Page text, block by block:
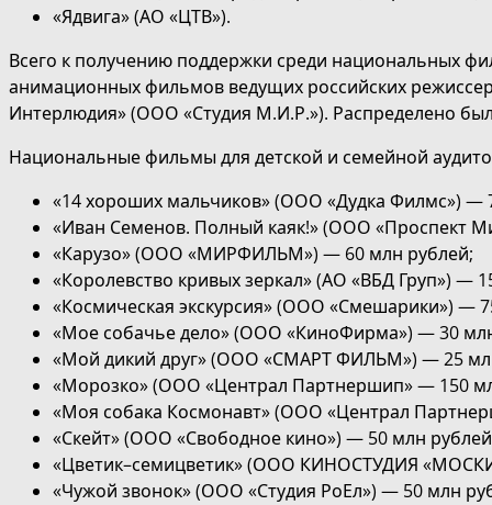
«Ядвига» (АО «ЦТВ»).
Всего к получению поддержки среди национальных
анимационных фильмов ведущих российских
Интерлюдия» (ООО «Студия М.И.Р.»). Распределено
Национальные фильмы для детской и семейной
«14 хороших мальчиков» (ООО «Дудка Филмс») —
«Иван Семенов. Полный каяк!» (ООО «Проспект
«Карузо» (ООО «МИРФИЛЬМ») — 60 млн рублей;
«Королевство кривых зеркал» (АО «ВБД Груп») —
«Космическая экскурсия» (ООО «Смешарики») —
«Мое собачье дело» (ООО «КиноФирма») — 30
«Мой дикий друг» (ООО «СМАРТ ФИЛЬМ») — 25
«Морозко» (ООО «Централ Партнершип» — 150
«Моя собака Космонавт» (ООО «Централ
«Скейт» (ООО «Свободное кино») — 50 млн
«Цветик–семицветик» (ООО КИНОСТУДИЯ
«Чужой звонок» (ООО «Студия РоЕл») — 50 млн